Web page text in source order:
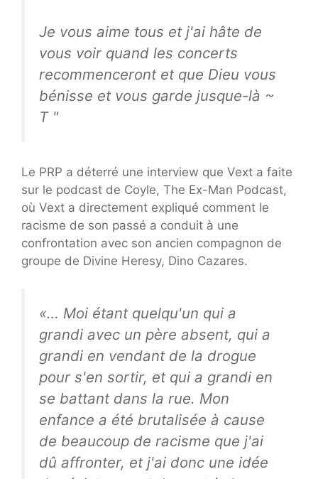
Je vous aime tous et j'ai hâte de
vous voir quand les concerts
recommenceront et que Dieu vous
bénisse et vous garde jusque-là ~
T "
Le PRP a déterré une interview que Vext a faite
sur le podcast de Coyle, The Ex-Man Podcast,
où Vext a directement expliqué comment le
racisme de son passé a conduit à une
confrontation avec son ancien compagnon de
groupe de Divine Heresy, Dino Cazares.
«… Moi étant quelqu'un qui a
grandi avec un père absent, qui a
grandi en vendant de la drogue
pour s'en sortir, et qui a grandi en
se battant dans la rue. Mon
enfance a été brutalisée à cause
de beaucoup de racisme que j'ai
dû affronter, et j'ai donc une idée